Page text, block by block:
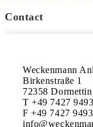
Contact
Weckenmann
Birkenstraße 1
72358
T +49 7427
F +49 7427